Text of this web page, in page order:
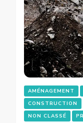
AMÉNAGEMENT
CONSTRUCTION
NON CLASSÉ